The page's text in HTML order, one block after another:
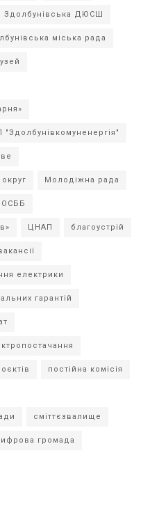
Здолбунівська ДЮСШ
міська рада
"Здолбунівкомуненергія"
Молодіжна рада
ОСББ
ЦНАП благоустрій
електрики
гарантій
постійна комісія
сміттєзвалище
громада